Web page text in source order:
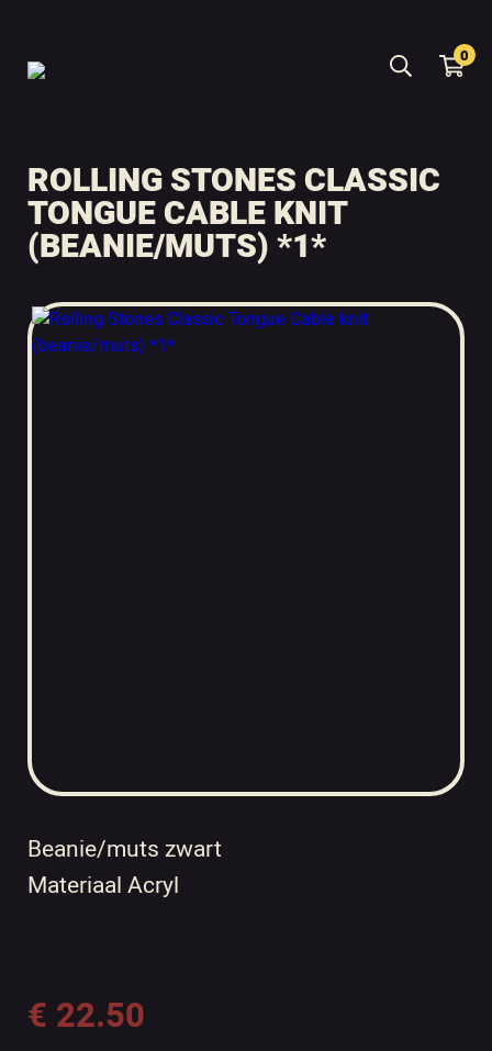
0
ROLLING STONES CLASSIC
TONGUE CABLE KNIT
(BEANIE/MUTS) *1*
Beanie/muts zwart
Materiaal Acryl
€ 22.50